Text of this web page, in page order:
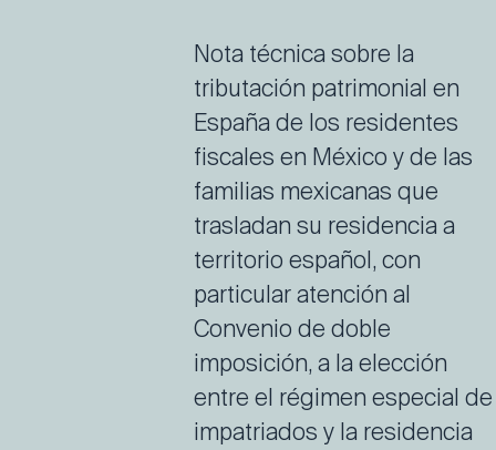
Nota técnica sobre la
tributación patrimonial en
España de los residentes
fiscales en México y de las
familias mexicanas que
trasladan su residencia a
territorio español, con
particular atención al
Convenio de doble
imposición, a la elección
entre el régimen especial de
impatriados y la residencia